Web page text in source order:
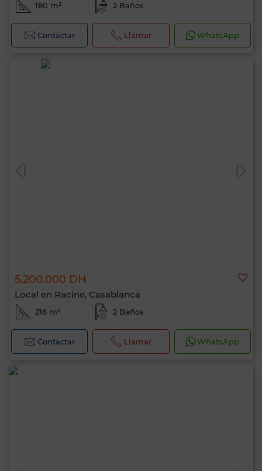
180 m² 2 Baños
Contactar Llamar WhatsApp
5.200.000 DH
Local en Racine, Casablanca
216 m² 2 Baños
Contactar Llamar WhatsApp